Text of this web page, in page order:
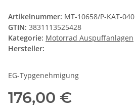
Artikelnummer: MT-10658/P-KAT-040
GTIN: 3831113525428
Kategorie: Motorrad Auspuffanlagen
Hersteller:
EG-Typgenehmigung
176,00 €